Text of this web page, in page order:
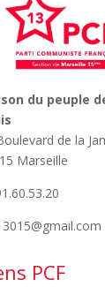
du peuple
de la
Marseille
PCF